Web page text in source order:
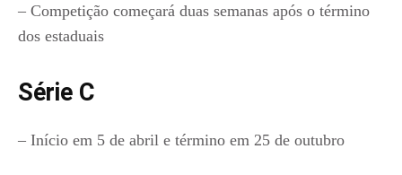
– Competição começará duas semanas após o término
dos estaduais
Série C
– Início em 5 de abril e término em 25 de outubro